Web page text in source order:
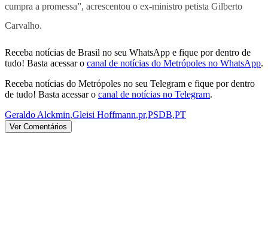
cumpra a promessa”, acrescentou o ex-ministro petista Gilberto
Carvalho.
Receba notícias de Brasil no seu WhatsApp e fique por dentro de
tudo! Basta acessar o canal de notícias do Metrópoles no WhatsApp.
Receba notícias do Metrópoles no seu Telegram e fique por dentro
de tudo! Basta acessar o canal de notícias no Telegram.
Geraldo Alckmin,Gleisi Hoffmann,pr,PSDB,PT
Ver Comentários